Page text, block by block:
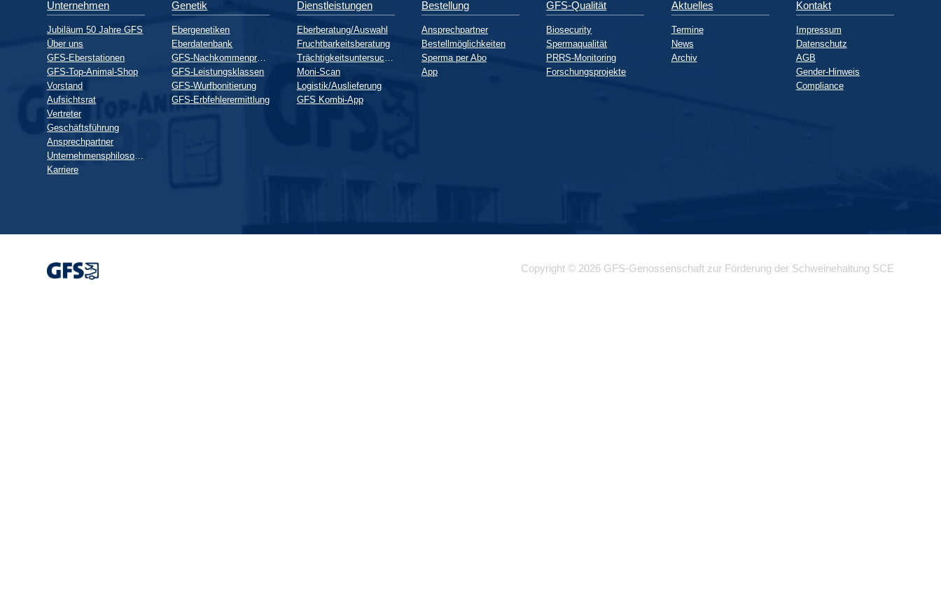
Unternehmen
Jubiläum 50 Jahre GFS
Über uns
GFS-Eberstationen
GFS-Top-Animal-Shop
Vorstand
Aufsichtsrat
Vertreter
Geschäftsführung
Ansprechpartner
Karriere
Genetik
Ebergenetiken
Eberdatenbank
GFS-Nachkommenprüfung
GFS-Leistungsklassen
GFS-Wurfbonitierung
GFS-Erbfehlerermittlung
Dienstleistungen
Eberberatung/Auswahl
Fruchtbarkeitsberatung
Moni-Scan
Logistik/Auslieferung
GFS Kombi-App
Bestellung
Ansprechpartner
Bestellmöglichkeiten
Sperma per Abo
App
GFS-Qualität
Biosecurity
Spermaqualität
PRRS-Monitoring
Forschungsprojekte
Aktuelles
Termine
News
Archiv
Kontakt
Impressum
Datenschutz
AGB
Gender-Hinweis
Compliance
Copyright © 2026 GFS-Genossenschaft zur Förderung der Schweinehaltung SCE